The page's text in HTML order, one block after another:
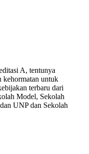
A, tentunya
kehormatan untuk
terbaru dari
Model, Sekolah
UNP dan Sekolah